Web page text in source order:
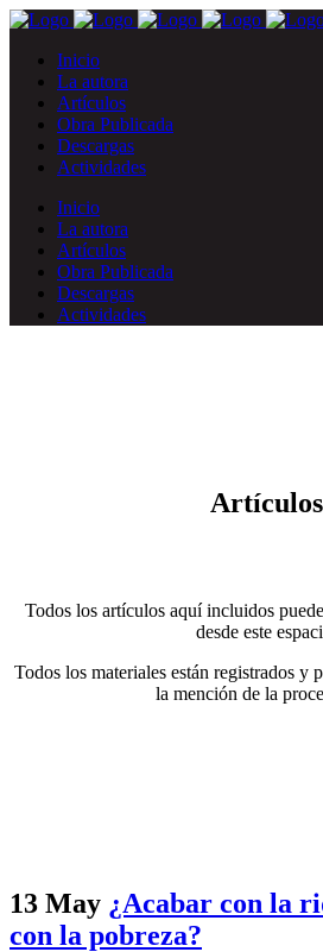
Inicio
La autora
Artículos
Obra Publicada
Descargas
Actividades
Inicio
La autora
Artículos
Obra Publicada
Descargas
Actividades
Artículos
Todos los artículos aquí incluidos
desde este
Todos los materiales están registrados y
la mención de la
13 May ¿Acabar con la
con la pobreza?